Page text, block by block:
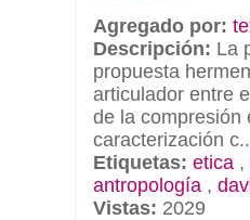
Agregado por:
Descripción: La
propuesta
articulador entre
de la compresión
caracterización
Etiquetas: etica ,
antropología ,
Vistas: 2029